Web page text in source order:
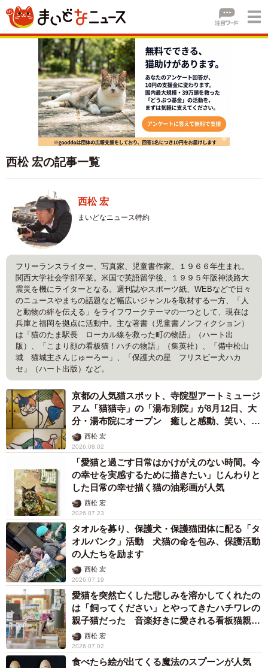
西松 宏の記事一覧
西松 宏
まいどなニュース特約
フリーランスライター、写真家、児童書作家。１９６６年生まれ。
関西大学社会学部卒業。米国で英語留学後、１９９５年阪神淡路大
震災を機にライターとなる。週刊誌やスポーツ紙、WEBなどで日々
のニュースやまちの話題など幅広いジャンルを取材する一方、「人
と動物の絆を伝える」をライフワークテーマの一つとして、現在は
兵庫と福岡を拠点に活動中。主な著書（児童書ノンフィクション）
は「猫のたま駅長 ローカル線を救った町の物語」（ハート出
版）、「こまり顔の看板猫！ハチの物語」（集英社）、「備中松山
城 猫城主さんじゅーろー」、「保護犬の星 フリスビー犬ハカ
セ」（ハート出版）など。
京都の人気猫スポット、寺院型アートミュージ
アム「猫猫寺」の「湯布別院」が8月12日、大
分・湯布院にオープン 癒しと感動、笑い、そ
して開運も 見どころなどをインタビュー
西松 宏
2026.08.02
「愛猫と過ごす日常はかけがえのない時間。今
の幸せを実感するために描きたい」じんわりと
した日常の幸せ描く猫の油彩画が人気
西松 宏
2026.07.23
タオルを募り、保護犬・保護猫団体に配る「タ
オルバンク」活動 犬猫の命を包み、保護活動
の人たちを励ます
西松 宏
2026.07.19
愛猫を突然亡くした悲しみを溶かしてくれたの
は「飼ってください」とやってきたハチワレの
親子猫だった 音楽好きに愛される看板猫親子
が迎えてくれるレコードショップ
西松 宏
2026.07.02
食べたら絵が出てくる魔法のスプーンが人気